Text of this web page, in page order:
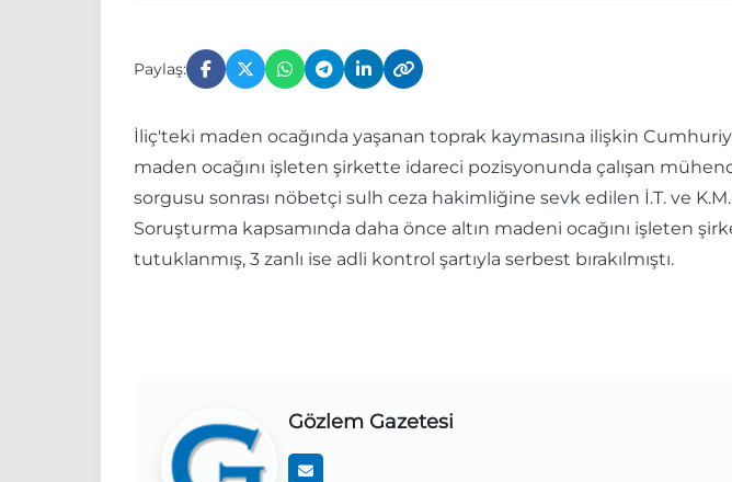
Paylaş:
İliç'teki maden ocağında yaşanan toprak kaymasına ilişkin
maden ocağını işleten şirkette idareci pozisyonunda çalışan
sorgusu sonrası nöbetçi sulh ceza hakimliğine sevk edilen İ.T. ve
Soruşturma kapsamında daha önce altın madeni ocağını işleten
tutuklanmış, 3 zanlı ise adli kontrol şartıyla serbest bırakılmıştı.
Gözlem Gazetesi